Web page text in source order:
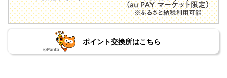
ポイント交換所はこちら